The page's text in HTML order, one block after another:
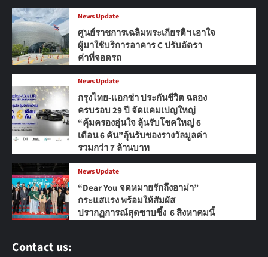
News Update
ศูนย์ราชการเฉลิมพระเกียรติฯ เอาใจ
ผู้มาใช้บริการอาคาร C ปรับอัตรา
ค่าที่จอดรถ
News Update
กรุงไทย-แอกซ่า ประกันชีวิต ฉลอง
ครบรอบ 29 ปี จัดแคมเปญใหญ่
“คุ้มครองอุ่นใจ ลุ้นรับโชคใหญ่ 6
เดือน 6 คัน”ลุ้นรับของรางวัลมูลค่า
รวมกว่า 7 ล้านบาท
News Update
“Dear You จดหมายรักถึงอาม่า”
กระแสแรง พร้อมให้สัมผัส
ปรากฏการณ์สุดซาบซึ้ง 6 สิงหาคมนี้
Contact us: